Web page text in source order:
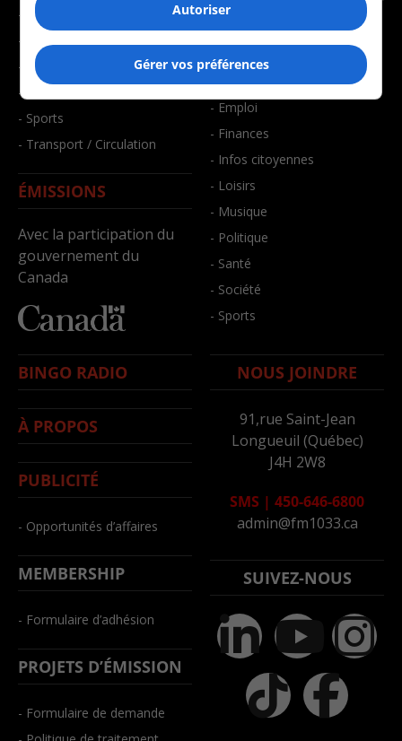
- Éducation
- Environnement
- Faits divers
- Santé et bien-être
- Sports
- Transport / Circulation
ÉMISSIONS
Avec la participation du
gouvernement du
Canada
- Affaires
- Art de vivre
- Bien-être
- Emploi
- Finances
- Infos citoyennes
- Loisirs
- Musique
- Politique
- Santé
- Société
- Sports
BINGO RADIO
À PROPOS
PUBLICITÉ
- Opportunités d’affaires
MEMBERSHIP
- Formulaire d’adhésion
PROJETS D’ÉMISSION
- Formulaire de demande
NOUS JOINDRE
91,rue Saint-Jean
Longueuil (Québec)
J4H 2W8
SMS | 450-646-6800
admin@fm1033.ca
SUIVEZ-NOUS
Autoriser
Gérer vos préférences